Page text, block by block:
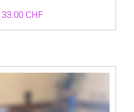
Le
prix
39.00 CHF.
33.00 CHFLe
prix
33.00 CHF.